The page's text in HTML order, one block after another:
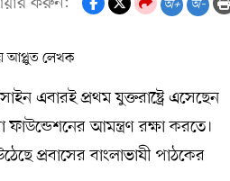
অ+ অ-
এবারই প্রথম যুক্তরাষ্ট্রে এসেছেন
ফাউন্ডেশনের আমন্ত্রণ রক্ষা করতে।
প্রবাসের বাংলাভাষী পাঠকের